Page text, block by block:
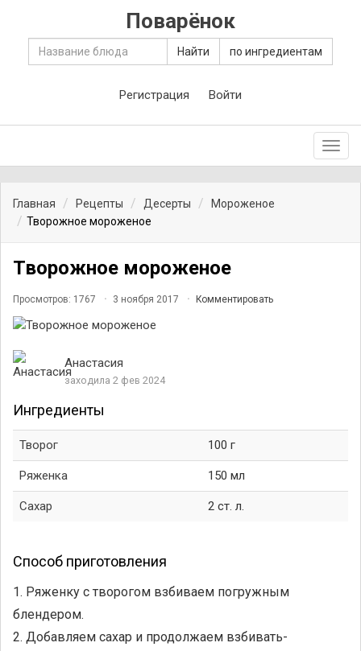
Поварёнок
Найти по ингредиентам
Регистрация Войти
Главная Рецепты Десерты
Мороженое
Творожное мороженое
Творожное мороженое
Просмотров: 1767 3 ноября 2017 Комментировать
Анастасия
заходила 2 фев 2024
Ингредиенты
Творог 100 г
Ряженка 150 мл
Сахар 2 ст. л.
Способ приготовления
1. Ряженку с творогом взбиваем погружным
блендером.
2. Добавляем сахар и продолжаем взбивать-